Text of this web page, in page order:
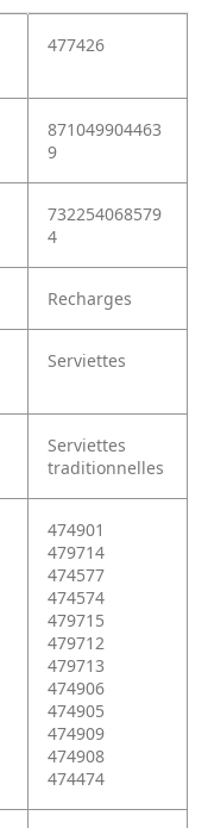
477426
871049904463
9
732254068579
4
Recharges
Serviettes
Serviettes
traditionnelles
474901
479714
474577
474574
479715
479712
479713
474906
474905
474909
474908
474474